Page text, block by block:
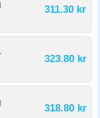
311.30 kr
323.80 kr
318.80 kr